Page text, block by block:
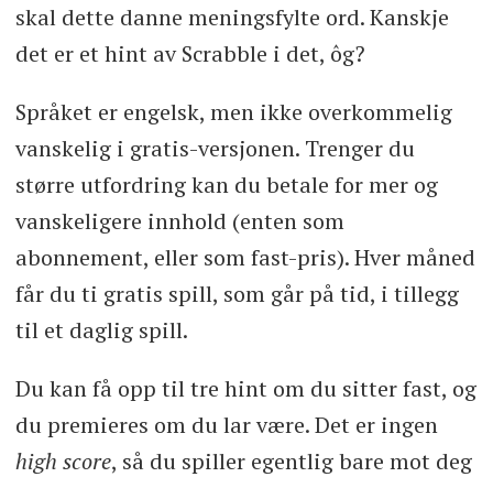
skal dette danne meningsfylte ord. Kanskje
det er et hint av Scrabble i det, ôg?
Språket er engelsk, men ikke overkommelig
vanskelig i gratis-versjonen. Trenger du
større utfordring kan du betale for mer og
vanskeligere innhold (enten som
abonnement, eller som fast-pris). Hver måned
får du ti gratis spill, som går på tid, i tillegg
til et daglig spill.
Du kan få opp til tre hint om du sitter fast, og
du premieres om du lar være. Det er ingen
high score, så du spiller egentlig bare mot deg